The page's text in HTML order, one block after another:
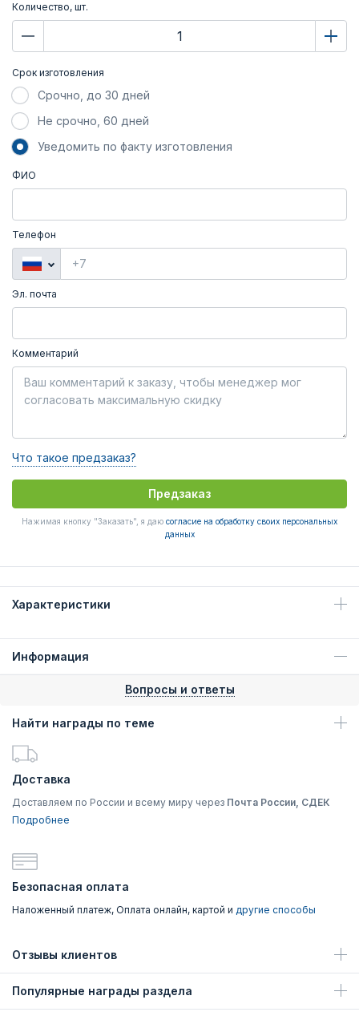
Количество, шт.
Срок изготовления
Срочно, до 30 дней
Не срочно, 60 дней
Уведомить по факту изготовления
ФИО
Телефон
Эл. почта
Комментарий
Что такое предзаказ?
Предзаказ
Нажимая кнопку "Заказать", я даю согласие на обработку своих персональных
данных
Характеристики
Информация
Вопросы и ответы
Найти награды по теме
Доставка
Доставляем по России и всему миру через Почта России, СДЕК
Подробнее
Безопасная оплата
Наложенный платеж, Оплата онлайн, картой и другие способы
Отзывы клиентов
Популярные награды раздела